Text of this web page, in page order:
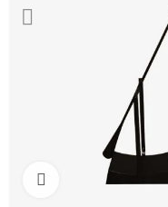
Cliquez pour